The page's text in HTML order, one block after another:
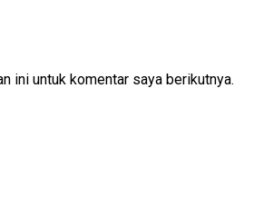
ini untuk komentar saya berikutnya.